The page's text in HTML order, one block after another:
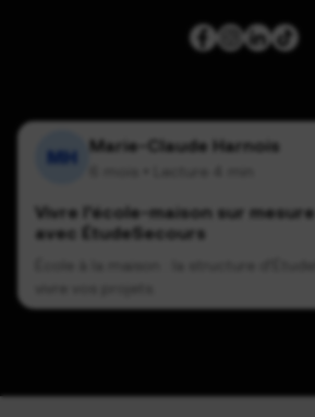
Marie-Claude Harnois
Vivre l’école-maison sur mesure
avec ÉtudeSecours